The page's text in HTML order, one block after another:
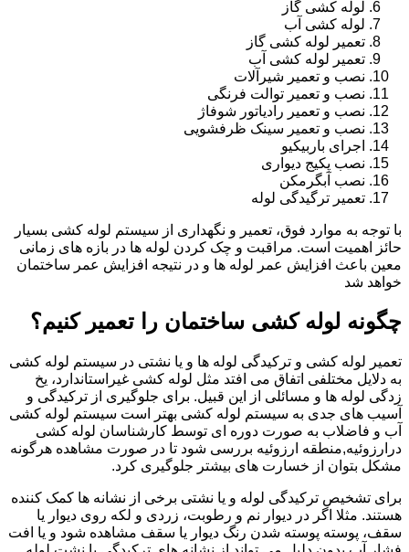
لوله کشی گاز
لوله کشی آب
تعمیر لوله کشی گاز
تعمیر لوله کشی آب
نصب و تعمیر شیرآلات
نصب و تعمیر توالت فرنگی
نصب و تعمیر رادیاتور شوفاژ
نصب و تعمیر سینک ظرفشویی
اجرای باربیکیو
نصب پکیج دیواری
نصب آبگرمکن
تعمیر ترگیدگی لوله
با توجه به موارد فوق، تعمیر و نگهداری از سیستم لوله کشی بسیار
حائز اهمیت است. مراقبت و چک کردن لوله ها در بازه های زمانی
معین باعث افزایش عمر لوله ها و در نتیجه افزایش عمر ساختمان
خواهد شد
چگونه لوله کشی ساختمان را تعمیر کنیم؟
تعمیر لوله کشی و ترکیدگی لوله ها و یا نشتی در سیستم لوله کشی
به دلایل مختلفی اتفاق می افتد مثل لوله کشی غیراستاندارد، یخ
زدگی لوله ها و مسائلی از این قبیل. برای جلوگیری از ترکیدگی و
آسیب های جدی به سیستم لوله کشی بهتر است سیستم لوله کشی
آب و فاضلاب به صورت دوره ای توسط کارشناسان لوله کشی
درارزوئیه,منطقه ارزوئیه بررسی شود تا در صورت مشاهده هرگونه
مشکل بتوان از خسارت های بیشتر جلوگیری کرد.
برای تشخیص ترکیدگی لوله و یا نشتی برخی از نشانه ها کمک کننده
هستند. مثلا اگر در دیوار نم و رطوبت، زردی و لکه روی دیوار یا
سقف، پوسته پوسته شدن رنگ دیوار یا سقف مشاهده شود و یا افت